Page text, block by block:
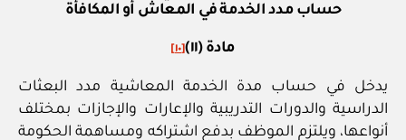
حساب مدد الخدمة في المعاش أو المكافأة
مادة (١١) [١٠]
يدخل في حساب مدة الخدمة المعاشية مدد البعثات
الدراسية والدورات التدريبية والإعارات والإجازات بمختلف
أنواعها، ويلتزم الموظف بدفع اشتراكه ومساهمة الحكومة